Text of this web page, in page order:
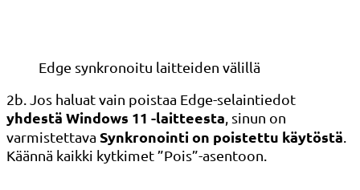
Edge synkronoitu laitteiden välillä
2b. Jos haluat vain poistaa Edge-selaintiedot
yhdestä Windows 11 -laitteesta, sinun on
varmistettava Synkronointi on poistettu käytöstä.
Käännä kaikki kytkimet ”Pois”-asentoon.